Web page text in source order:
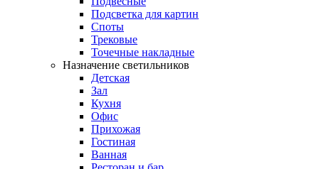
Подсветка для картин
Споты
Трековые
Точечные накладные
Назначение светильников
Детская
Зал
Кухня
Офис
Прихожая
Гостиная
Ванная